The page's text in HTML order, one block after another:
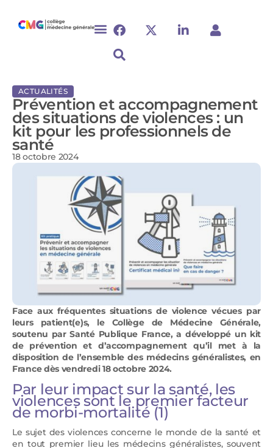
ACTUALITÉS
Prévention et accompagnement
des situations de violences : un
kit pour les professionnels de
santé
18 octobre 2024
Face aux fréquentes situations de violence vécues par
leurs patient(e)s, le Collège de Médecine Générale,
soutenu par Santé Publique France, a développé un kit
de prévention et d’accompagnement qu’il met à la
disposition de l’ensemble des médecins généralistes, en
France dès vendredi 18 octobre 2024.
Par leur impact sur la santé, les
violences sont le premier facteur
de morbi-mortalité (1)
Le sujet des violences concerne le monde de la santé et
en tout premier lieu les médecins généralistes, souvent